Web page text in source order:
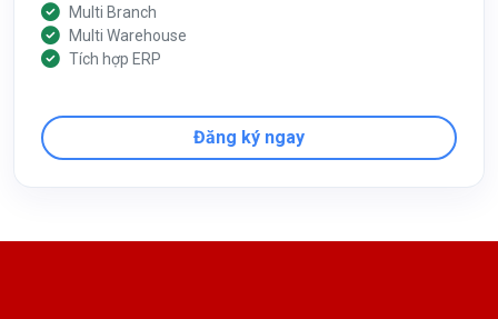
Multi Branch
Multi Warehouse
Tích hợp ERP
Đăng ký ngay